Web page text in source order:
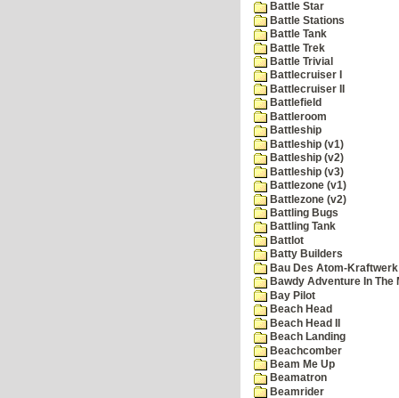
Battle Star
Battle Stations
Battle Tank
Battle Trek
Battle Trivial
Battlecruiser I
Battlecruiser II
Battlefield
Battleroom
Battleship
Battleship (v1)
Battleship (v2)
Battleship (v3)
Battlezone (v1)
Battlezone (v2)
Battling Bugs
Battling Tank
Battlot
Batty Builders
Bau Des Atom-Kraftwerk
Bawdy Adventure In The
Bay Pilot
Beach Head
Beach Head II
Beach Landing
Beachcomber
Beam Me Up
Beamatron
Beamrider